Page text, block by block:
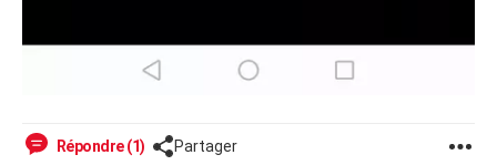
Répondre (1) Partager